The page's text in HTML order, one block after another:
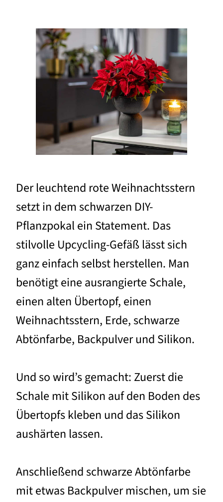
Der leuchtend rote Weihnachtsstern
setzt in dem schwarzen DIY-
Pflanzpokal ein Statement. Das
stilvolle Upcycling-Gefäß lässt sich
ganz einfach selbst herstellen. Man
benötigt eine ausrangierte Schale,
einen alten Übertopf, einen
Weihnachtsstern, Erde, schwarze
Abtönfarbe, Backpulver und Silikon.
Und so wird’s gemacht: Zuerst die
Schale mit Silikon auf den Boden des
Übertopfs kleben und das Silikon
aushärten lassen.
Anschließend schwarze Abtönfarbe
mit etwas Backpulver mischen, um sie